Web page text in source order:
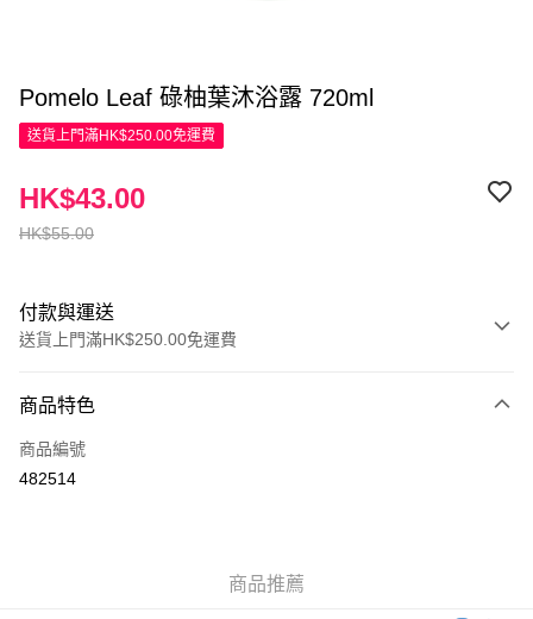
Pomelo Leaf 碌柚葉沐浴露 720ml
送貨上門滿HK$250.00免運費
HK$55.00
HK$43.00
付款與運送
送貨上門滿HK$250.00免運費
信用卡
Apple Pay
商品特色
商品編號
482514
商品推薦